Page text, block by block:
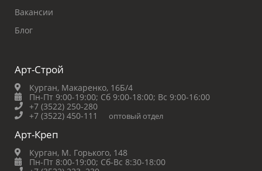
Вакансии
Блог
Арт-Строй
Курган, Макаренко, 16Б/4
Пн-Пт 9:00-19:00; Сб 9:00-18:00; Вс 9:00-16:00
+7 (3522) 250-280
+7 (3522) 450-111
оптовый отдел
Арт-Креп
Курган, М. Горького, 148
Пн-Пт 8:00-19:00; Сб-Вс 8:30-18:00